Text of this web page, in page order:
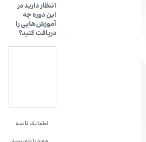
انتظار دارید در
این دوره چه
آموزش‌هایی را
دریافت کنید؟
لطفا یک تا سه‌